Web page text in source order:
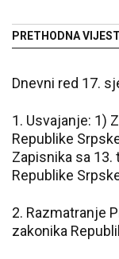
PRETHODNA VIJEST
Dnevni red 17.
1. Usvajanje: 1)
Republike
Zapisnika sa
Republike
2. Razmatranje
zakonika